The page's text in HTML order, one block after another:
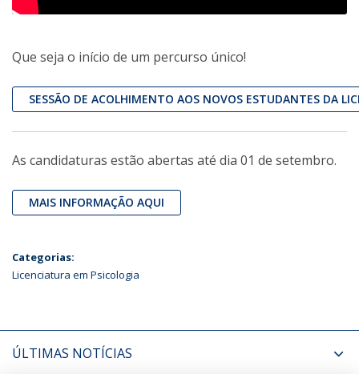
Que seja o início de um percurso único!
SESSÃO DE ACOLHIMENTO AOS NOVOS ESTUDANTES DA
As candidaturas estão abertas até dia 01 de setembro.
MAIS INFORMAÇÃO AQUI
Categorias:
Licenciatura em Psicologia
ÚLTIMAS NOTÍCIAS